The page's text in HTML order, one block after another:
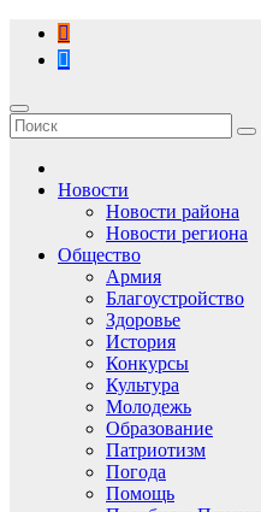
Перейти
содержимому
Новости
Новости района
Новости региона
Общество
Армия
Благоустройство
Здоровье
История
Конкурсы
Культура
Молодежь
Образование
Патриотизм
Погода
Помощь